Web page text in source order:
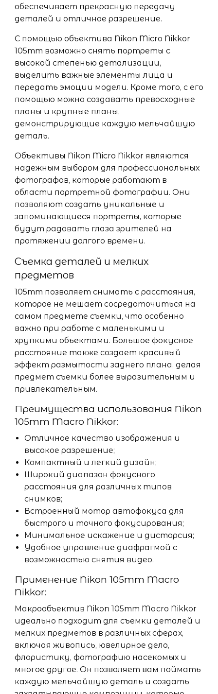
обеспечивает прекрасную передачу
деталей и отличное разрешение.
С помощью объектива Nikon Micro Nikkor
105mm возможно снять портреты с
высокой степенью детализации,
выделить важные элементы лица и
передать эмоции модели. Кроме того, с его
помощью можно создавать превосходные
планы и крупные планы,
демонстрирующие каждую мельчайшую
деталь.
Объективы Nikon Micro Nikkor являются
надежным выбором для профессиональных
фотографов, которые работают в
области портретной фотографии. Они
позволяют создать уникальные и
запоминающиеся портреты, которые
будут радовать глаза зрителей на
протяжении долгого времени.
Съемка деталей и мелких
предметов
105mm позволяет снимать с расстояния,
которое не мешает сосредоточиться на
самом предмете съемки, что особенно
важно при работе с маленькими и
хрупкими объектами. Большое фокусное
расстояние также создает красивый
эффект размытости заднего плана, делая
предмет съемки более выразительным и
привлекательным.
Преимущества использования Nikon
105mm Macro Nikkor:
Отличное качество изображения и
высокое разрешение;
Компактный и легкий дизайн;
Широкий диапазон фокусного
расстояния для различных типов
снимков;
Встроенный мотор автофокуса для
быстрого и точного фокусирования;
Минимальное искажение и дисторсия;
Удобное управление диафрагмой с
возможностью снятия видео.
Применение Nikon 105mm Macro
Nikkor:
Макрообъектив Nikon 105mm Macro Nikkor
идеально подходит для съемки деталей и
мелких предметов в различных сферах,
включая живопись, ювелирное дело,
флористику, фотографию насекомых и
многое другое. Он позволяет вам поймать
каждую мельчайшую деталь и создать